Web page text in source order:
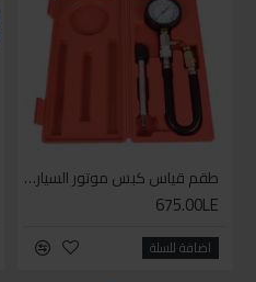
طقم قياس كبس موتور السياره 3 ق
675.00LE
اضافة للسلة